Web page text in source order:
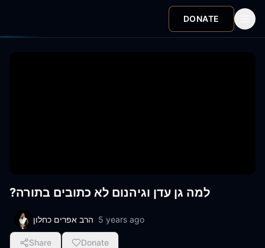
DONATE
?למה גן עדן וגיהנום לא כתובים בתורה
הרב אפרים כחלון 5 years ago
Share Donate